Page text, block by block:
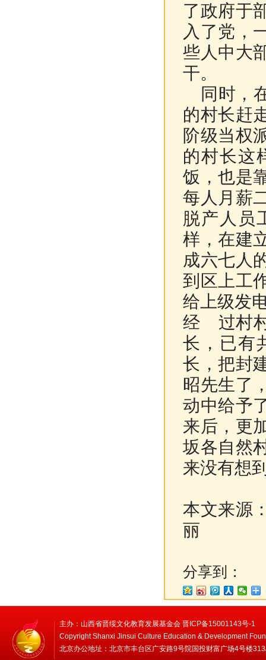
了政府于
入了党，
些人中大
干。
同时，
的村长赶
阶级当权
的村长这
饭，也是
每人月薪
脱产人员
样，在建
成六七人
到区上工
给上级发
经 过村村
长，已有
长，把封
昭先生了
动中给予
来后，更
坂各自然
来没有想
本文来源
丽
分享到：
主办：山西省晋绥文化教育发展基金会 晋ICP备15001143号-1
Copyright Shanxi Jinsui Culture Education & Development
北京办公地址：北京市丰台区广安路9号院国投财富广场4号楼